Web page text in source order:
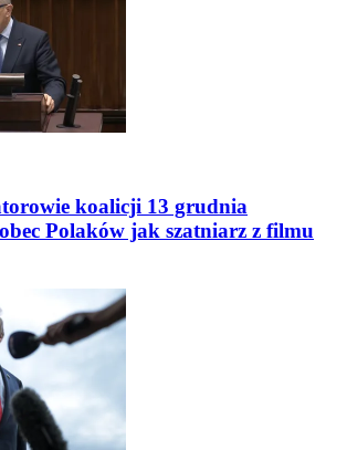
koalicji 13 grudnia
Polaków jak szatniarz z filmu